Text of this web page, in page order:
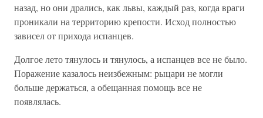
назад, но они дрались, как львы, каждый раз, когда враги
проникали на территорию крепости. Исход полностью
зависел от прихода испанцев.
Долгое лето тянулось и тянулось, а испанцев все не было.
Поражение казалось неизбежным: рыцари не могли
больше держаться, а обещанная помощь все не
появлялась.